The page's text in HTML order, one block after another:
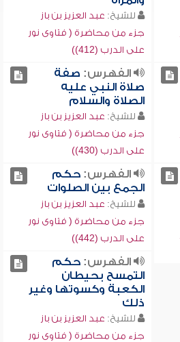
للشيخ: عبد العزيز بن باز
جزء من محاضرة ( فتاوى نور
على الدرب (412))
الفهرس: صفة
صلاة النبي عليه
الصلاة والسلام
للشيخ: عبد العزيز بن باز
جزء من محاضرة ( فتاوى نور
على الدرب (430))
الفهرس:حكم
الجمع بين الصلوات
للشيخ: عبد العزيز بن باز
جزء من محاضرة ( فتاوى نور
على الدرب (442))
الفهرس:حكم
التمسح بحيطان
الكعبة وكسوتها وغير
ذلك
للشيخ: عبد العزيز بن باز
جزء من محاضرة ( فتاوى نور